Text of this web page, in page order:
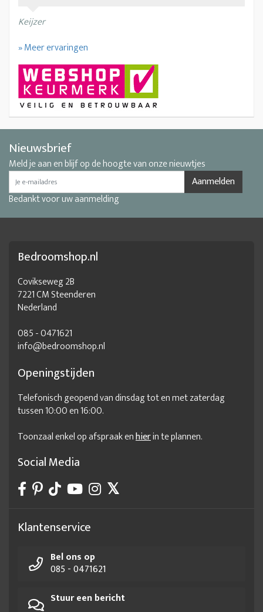
Keijzer
» Meer ervaringen
Nieuwsbrief
Meld je aan en blijf op de hoogte van onze nieuwtjes
Aanmelden
Bedankt voor uw aanmelding
Bedroomshop.nl
Covikseweg 2B
7221 CM Steenderen
Nederland
085 - 0471621
info@bedroomshop.nl
Openingstijden
Telefonisch geopend van dinsdag tot en met zaterdag
tussen 10:00 en 16:00.
Toonzaal enkel op afspraak enhierin te plannen.
Social Media
Klantenservice
Bel ons op
085 - 0471621
Stuur een bericht